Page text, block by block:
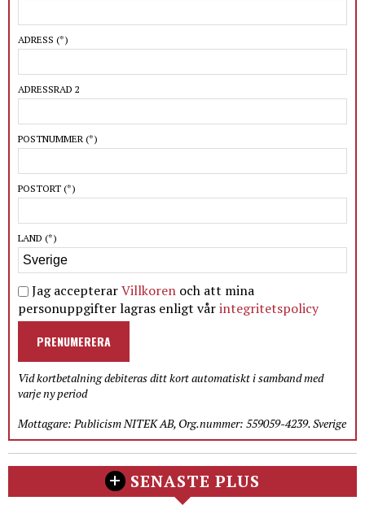
ADRESS (*)
ADRESSRAD 2
POSTNUMMER (*)
POSTORT (*)
LAND (*)
Jag accepterarVillkoren och att mina
personuppgifter lagras enligt vårintegritetspolicy
PRENUMERERA
Vid kortbetalning debiteras ditt kort automatiskt i samband med
varje ny period
Mottagare: Publicism NITEK AB, Org.nummer: 559059-4239. Sverige
SENASTE PLUS